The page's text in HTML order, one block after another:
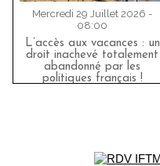
Mercredi 29 Juillet 2026 -
08:00
L’accès aux vacances : un
droit inachevé totalement
abandonné par les
politiques français !